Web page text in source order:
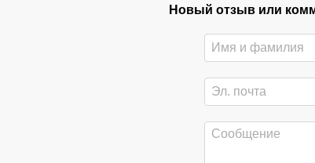
Новый отзыв или